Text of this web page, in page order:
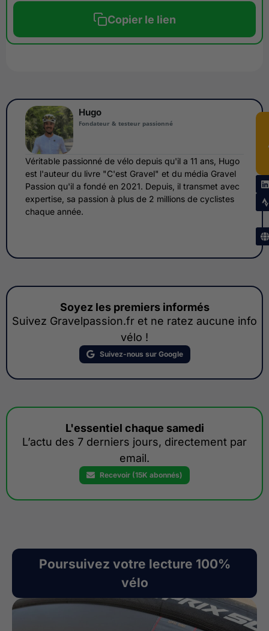
Copier le lien
Hugo
Fondateur & testeur passionné
Véritable passionné de vélo depuis qu'il a 11 ans, Hugo
est l'auteur du livre "C'est Gravel" et du média Gravel
Passion qu'il a fondé en 2021. Depuis, il transmet avec
expertise, sa passion à plus de 2 millions de cyclistes
chaque année.
Soyez les premiers informés
Suivez Gravelpassion.fr et ne ratez aucune info
vélo !
Suivez-nous sur Google
L'essentiel chaque samedi
L’actu des 7 derniers jours, directement par
email.
Recevoir (15K abonnés)
Poursuivez votre lecture 100%
vélo